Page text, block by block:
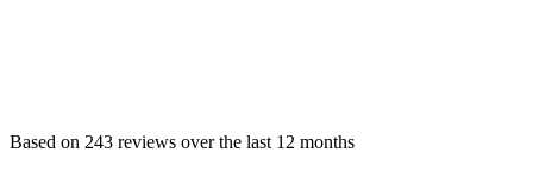
Based on 243 reviews over the last 12 months